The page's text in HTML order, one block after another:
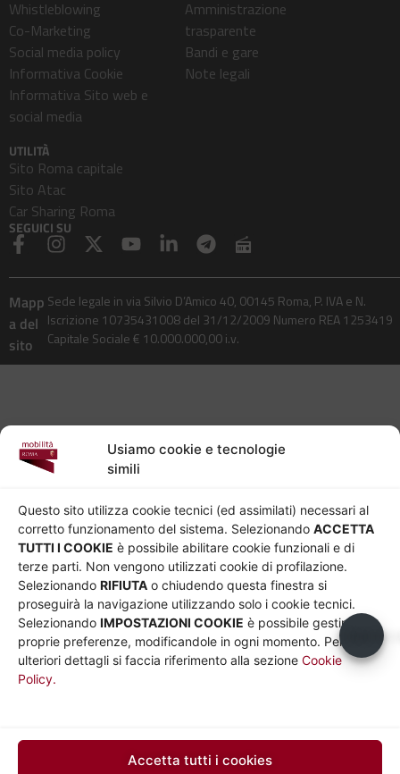
Usiamo cookie e tecnologie
simili
Questo sito utilizza cookie tecnici (ed assimilati) necessari al
corretto funzionamento del sistema. Selezionando ACCETTA
TUTTI I COOKIE è possibile abilitare cookie funzionali e di
terze parti. Non vengono utilizzati cookie di profilazione.
Selezionando RIFIUTA o chiudendo questa finestra si
proseguirà la navigazione utilizzando solo i cookie tecnici.
Selezionando IMPOSTAZIONI COOKIE è possibile gestire le
proprie preferenze, modificandole in ogni momento. Per
ulteriori dettagli si faccia riferimento alla sezione Cookie
Policy.
Accetta tutti i cookies
Whistleblowing
Co-Marketing
Social media policy
Informativa Cookie
Informativa Sito web e
social media
Amministrazione
trasparente
Bandi e gare
Note legali
UTILITÀ
Sito Roma capitale
Sito Atac
Car Sharing Roma
SEGUICI SU
Mapp
a del
sito
Sede legale in via Silvio D’Amico 40, 00145 Roma, P. IVA e N.
Iscrizione 10735431008 del 31/12/2009 Numero REA 1253419
Capitale Sociale € 10.000.000,00 i.v.
Usiamo